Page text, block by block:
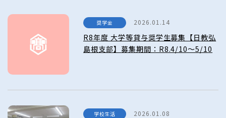
奨学金 2026.01.14
R8年度 大学等貸与奨学生募集【日教弘
島根支部】募集期間：R8.4/10～5/10
学校生活 2026.01.08